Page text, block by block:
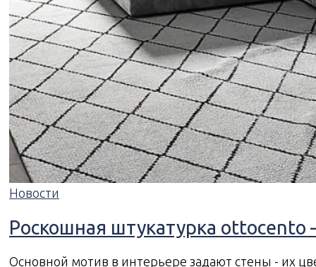
Новости
Роскошная штукатурка
Основной мотив в интерьере задают стены - их